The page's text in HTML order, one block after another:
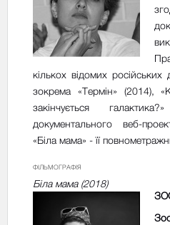
кількох відомих російських
зокрема «Термін» (2014),
закінчується
документального веб-
«Біла мама» - її
ФІЛЬМОГРАФІЯ
Біла мама (2018)